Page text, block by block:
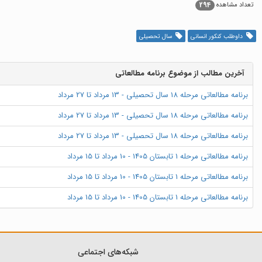
تعداد مشاهده 294
داوطلب کنکور انسانی سال تحصیلی
آخرین مطالب از موضوع برنامه مطالعاتی
برنامه مطالعاتی مرحله 18 سال تحصیلی - 13 مرداد تا 27 مرداد
برنامه مطالعاتی مرحله 18 سال تحصیلی - 13 مرداد تا 27 مرداد
برنامه مطالعاتی مرحله 18 سال تحصیلی - 13 مرداد تا 27 مرداد
برنامه مطالعاتی مرحله 1 تابستان 1405 - 10 مرداد تا 15 مرداد
برنامه مطالعاتی مرحله 1 تابستان 1405 - 10 مرداد تا 15 مرداد
برنامه مطالعاتی مرحله 1 تابستان 1405 - 10 مرداد تا 15 مرداد
شبکه‌های اجتماعی